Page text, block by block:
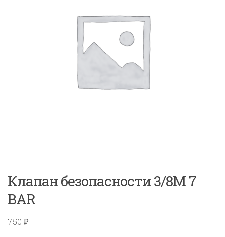
Клапан безопасности 3/8M 7
BAR
750 ₽